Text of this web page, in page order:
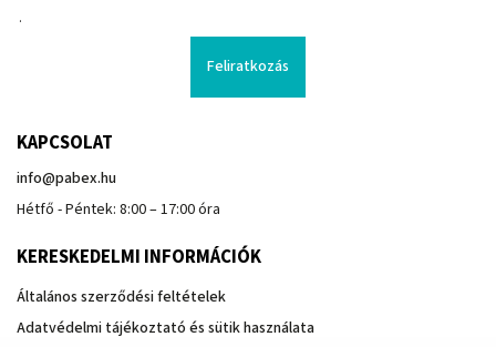
.
Feliratkozás
KAPCSOLAT
info@pabex.hu
Hétfő - Péntek: 8:00 – 17:00 óra
KERESKEDELMI INFORMÁCIÓK
Általános szerződési feltételek
Adatvédelmi tájékoztató és sütik használata